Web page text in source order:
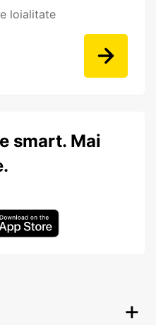
loialitate
smart. Mai